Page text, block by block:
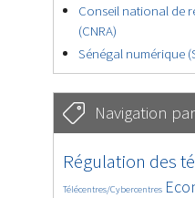
Conseil national de
(CNRA)
Sénégal numérique
Navigation
4629/5557
Régulation des
362/5557
Télécentres/Cybercentres
3737/5557
1862/5557